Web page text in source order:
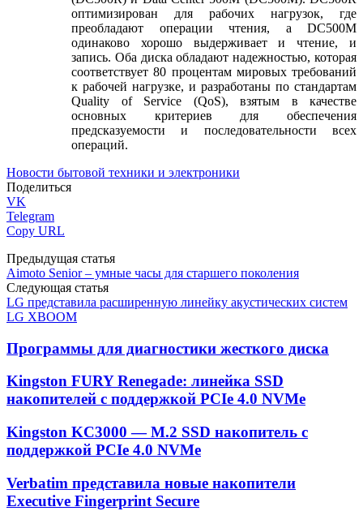
оптимизирован для рабочих нагрузок, где
преобладают операции чтения, а DC500M
одинаково хорошо выдерживает и чтение, и
запись. Оба диска обладают надежностью, которая
соответствует 80 процентам мировых требований
к рабочей нагрузке, и разработаны по стандартам
Quality of Service (QoS), взятым в качестве
основных критериев для обеспечения
предсказуемости и последовательности всех
операций.
Новости бытовой техники и электроники
Поделиться
VK
Telegram
Copy URL
Предыдущая статья
Aimoto Senior – умные часы для старшего поколения
Следующая статья
LG представила расширенную линейку акустических систем
LG XBOOM
Программы для диагностики жесткого диска
Kingston FURY Renegade: линейка SSD
накопителей с поддержкой PCIe 4.0 NVMe
Kingston KC3000 — M.2 SSD накопитель с
поддержкой PCIe 4.0 NVMe
Verbatim представила новые накопители
Executive Fingerprint Secure